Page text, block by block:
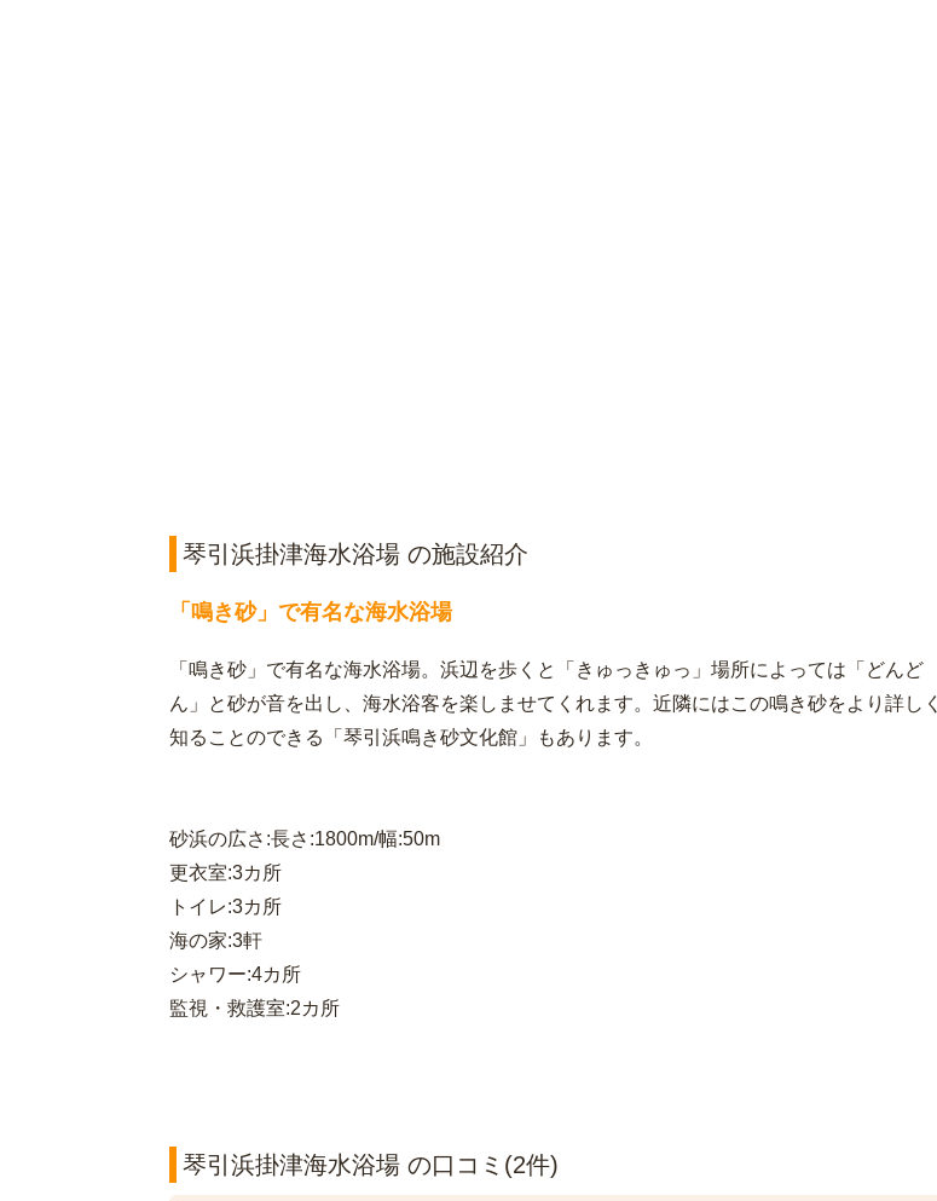
琴引浜掛津海水浴場 の施設紹介
「鳴き砂」で有名な海水浴場
「鳴き砂」で有名な海水浴場。浜辺を歩くと「きゅっきゅっ」場所によっては「どんど
ん」と砂が音を出し、海水浴客を楽しませてくれます。近隣にはこの鳴き砂をより詳しく
知ることのできる「琴引浜鳴き砂文化館」もあります。
砂浜の広さ:長さ:1800m/幅:50m
更衣室:3カ所
トイレ:3カ所
海の家:3軒
シャワー:4カ所
監視・救護室:2カ所
琴引浜掛津海水浴場 の口コミ(2件)